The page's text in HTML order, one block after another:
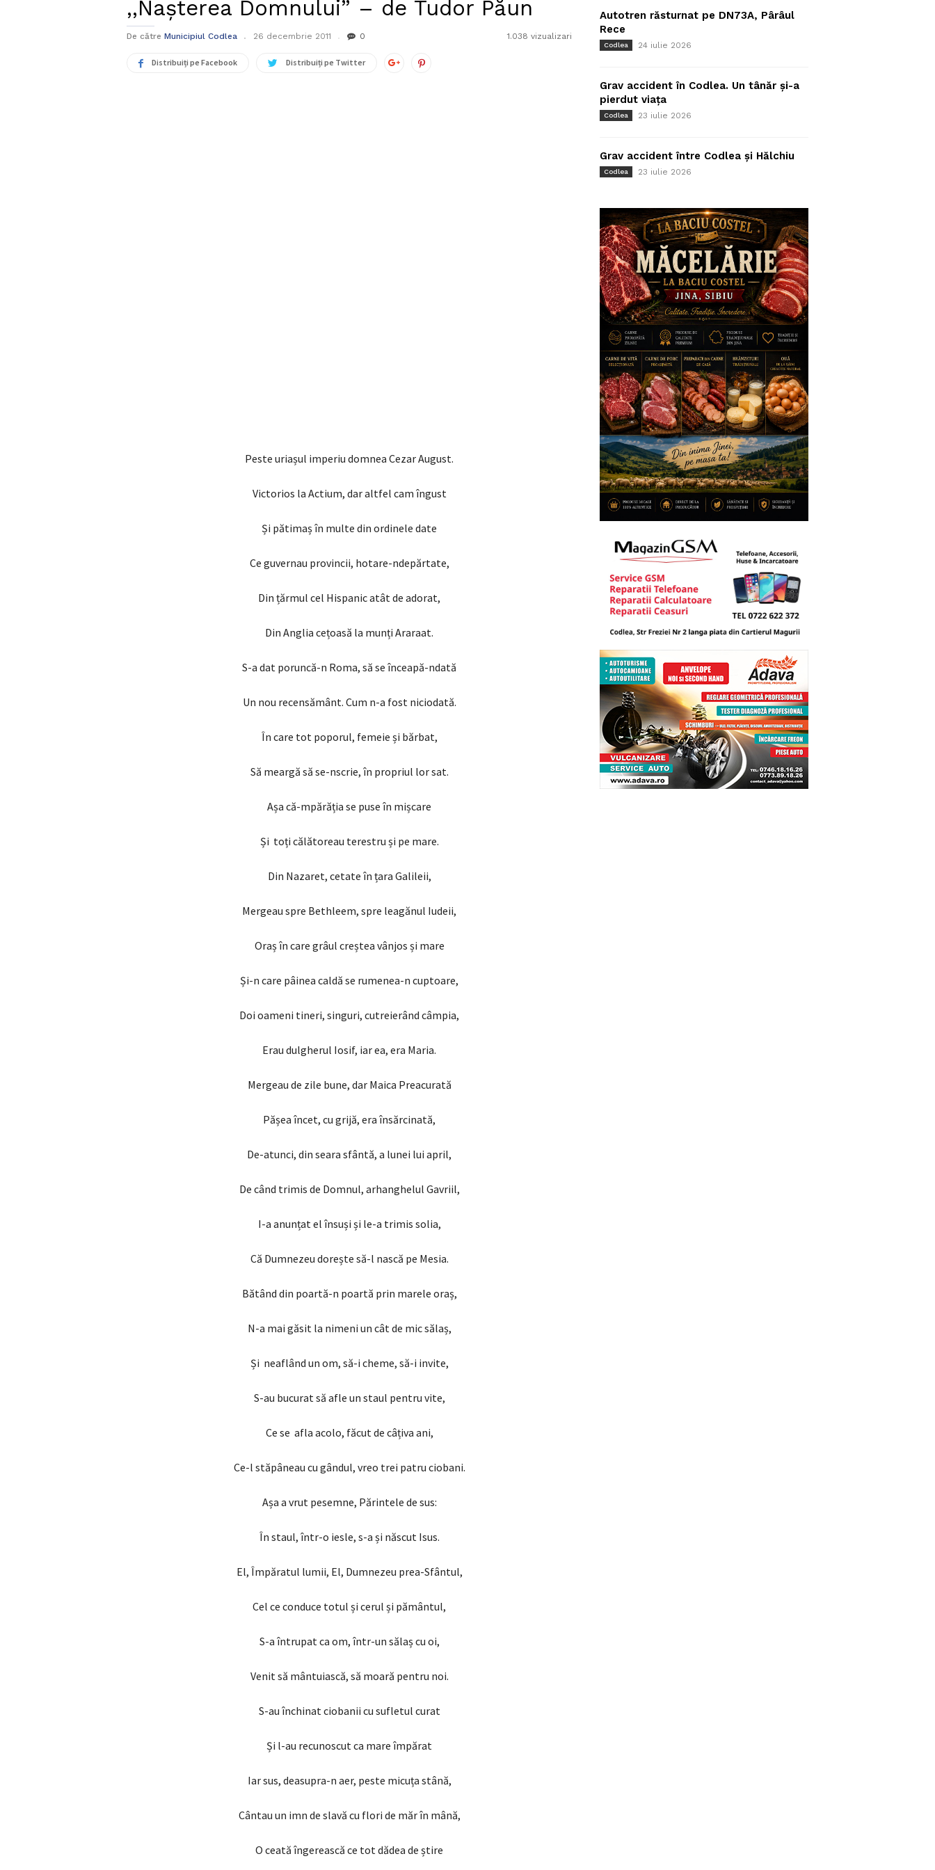
,,Nașterea Domnului” – de Tudor Păun
De către Municipiul Codlea 26 decembrie 2011 0 1.038 vizualizari
Distribuiți pe Facebook Distribuiți pe Twitter
Peste uriașul imperiu domnea Cezar August.
Victorios la Actium, dar altfel cam îngust
Și pătimaș în multe din ordinele date
Ce guvernau provincii, hotare-ndepărtate,
Din țărmul cel Hispanic atât de adorat,
Din Anglia cețoasă la munți Araraat.
S-a dat poruncă-n Roma, să se înceapă-ndată
Un nou recensământ. Cum n-a fost niciodată.
În care tot poporul, femeie și bărbat,
Să meargă să se-nscrie, în propriul lor sat.
Așa că-mpărăția se puse în mișcare
Și toți călătoreau terestru și pe mare.
Din Nazaret, cetate în țara Galileii,
Mergeau spre Bethleem, spre leagănul Iudeii,
Oraș în care grâul creștea vânjos și mare
Și-n care pâinea caldă se rumenea-n cuptoare,
Doi oameni tineri, singuri, cutreierând câmpia,
Erau dulgherul Iosif, iar ea, era Maria.
Mergeau de zile bune, dar Maica Preacurată
Pășea încet, cu grijă, era însărcinată,
De-atunci, din seara sfântă, a lunei lui april,
De când trimis de Domnul, arhanghelul Gavriil,
I-a anunțat el însuși și le-a trimis solia,
Că Dumnezeu dorește să-l nască pe Mesia.
Bătând din poartă-n poartă prin marele oraș,
N-a mai găsit la nimeni un cât de mic sălaș,
Și neaflând un om, să-i cheme, să-i invite,
S-au bucurat să afle un staul pentru vite,
Ce se afla acolo, făcut de câțiva ani,
Ce-l stăpâneau cu gândul, vreo trei patru ciobani.
Așa a vrut pesemne, Părintele de sus:
În staul, într-o iesle, s-a și născut Isus.
El, Împăratul lumii, El, Dumnezeu prea-Sfântul,
Cel ce conduce totul și cerul și pământul,
S-a întrupat ca om, într-un sălaș cu oi,
Venit să mântuiască, să moară pentru noi.
S-au închinat ciobanii cu sufletul curat
Și l-au recunoscut ca mare împărat
Iar sus, deasupra-n aer, peste micuța stână,
Cântau un imn de slavă cu flori de măr în mână,
O ceată îngerească ce tot dădea de știre
Autotren răsturnat pe DN73A, Pârâul
Rece
Codlea 24 iulie 2026
Grav accident în Codlea. Un tânăr și-a
pierdut viața
Codlea 23 iulie 2026
Grav accident între Codlea și Hălchiu
Codlea 23 iulie 2026